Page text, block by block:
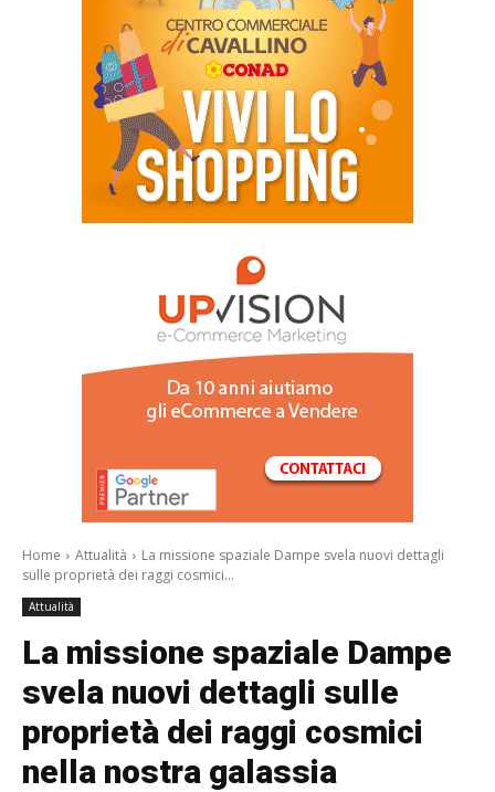
Home
Attualità
La missione spaziale Dampe svela nuovi dettagli
sulle proprietà dei raggi cosmici...
Attualità
La missione spaziale Dampe
svela nuovi dettagli sulle
proprietà dei raggi cosmici
nella nostra galassia